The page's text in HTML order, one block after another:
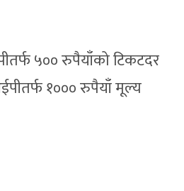
५०० रुपैयाँको टिकटदर
१००० रुपैयाँ मूल्य